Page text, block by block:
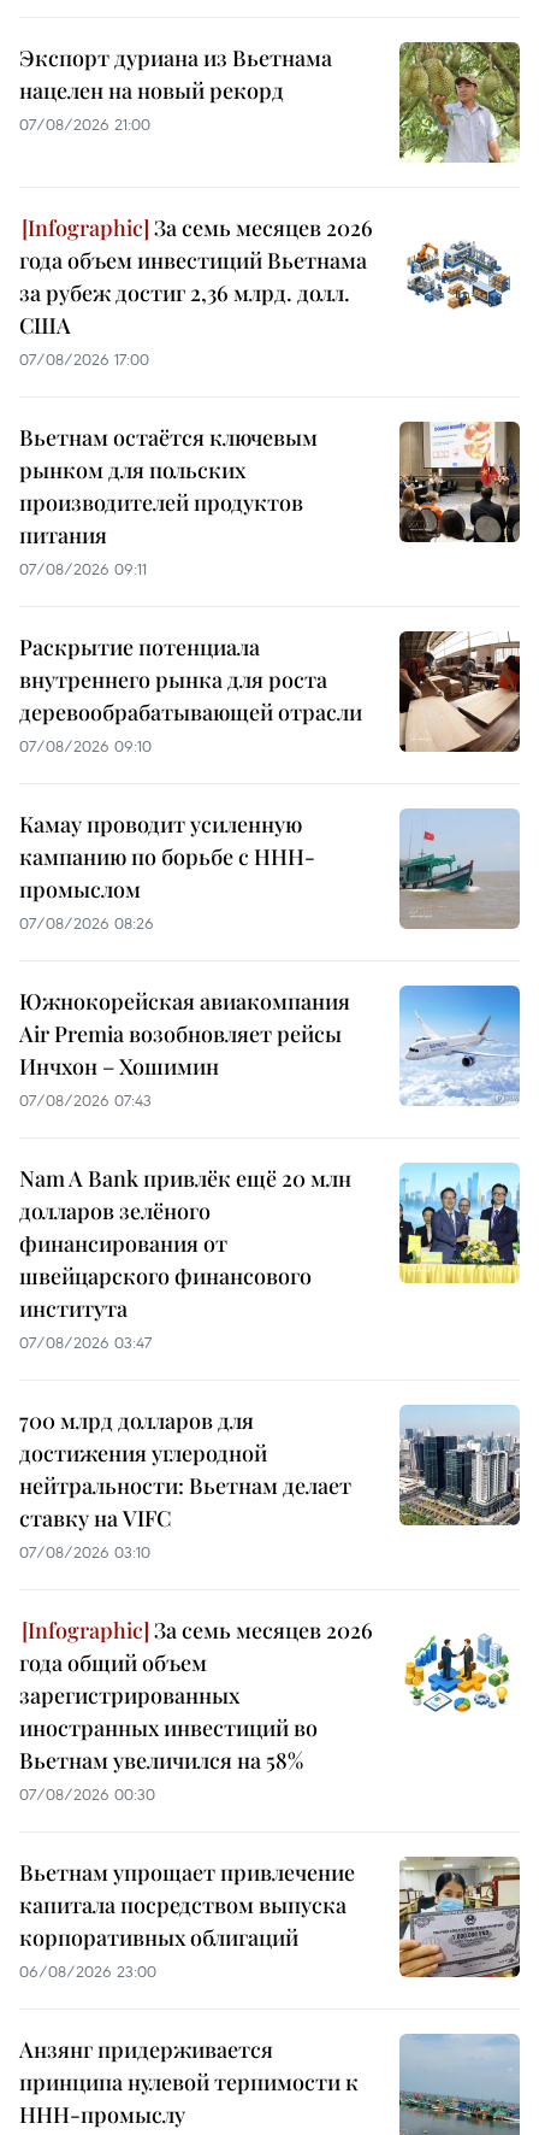
Экспорт дуриана из Вьетнама
нацелен на новый рекорд
07/08/2026 21:00
За семь месяцев 2026
года объем инвестиций Вьетнама
за рубеж достиг 2,36 млрд. долл.
США
07/08/2026 17:00
Вьетнам остаётся ключевым
рынком для польских
производителей продуктов
питания
07/08/2026 09:11
Раскрытие потенциала
внутреннего рынка для роста
деревообрабатывающей отрасли
07/08/2026 09:10
Камау проводит усиленную
кампанию по борьбе с ННН-
промыслом
07/08/2026 08:26
Южнокорейская авиакомпания
Air Premia возобновляет рейсы
Инчхон – Хошимин
07/08/2026 07:43
Nam A Bank привлёк ещё 20 млн
долларов зелёного
финансирования от
швейцарского финансового
института
07/08/2026 03:47
700 млрд долларов для
достижения углеродной
нейтральности: Вьетнам делает
ставку на VIFC
07/08/2026 03:10
За семь месяцев 2026
года общий объем
зарегистрированных
иностранных инвестиций во
Вьетнам увеличился на 58%
07/08/2026 00:30
Вьетнам упрощает привлечение
капитала посредством выпуска
корпоративных облигаций
06/08/2026 23:00
Анзянг придерживается
принципа нулевой терпимости к
ННН-промыслу